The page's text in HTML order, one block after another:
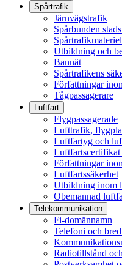
Spårtrafik
Järnvägstrafik
Spårbunden
Spårtrafikmateriel
Utbildning och
Bannät
Spårtrafikens
Författningar
Tågpassagerare
Luftfart
Flygpassagerade
Lufttrafik,
Luftfartyg och
Luftfartscertifikat
Författningar
Luftfartssäkerhet
Utbildning inom
Obemannad
Telekommunikation
Fi-domännamn
Telefoni och
Radiotillstånd